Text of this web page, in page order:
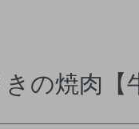
の焼肉【